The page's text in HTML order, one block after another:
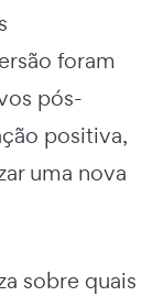
foram
pós-
positiva,
uma nova
sobre quais